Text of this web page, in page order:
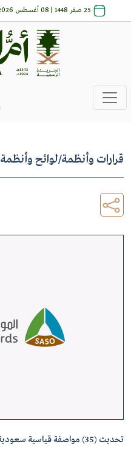
25 صفر 1448 | 08 أغسطس 2026
قرارات وأنظمة/لوائح وأنظمة
تحديث (35) مواصفة قياسية سعودية